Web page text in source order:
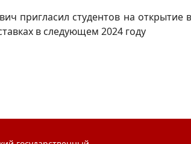
пригласил студентов на
в следующем 2024 году
друзей музея